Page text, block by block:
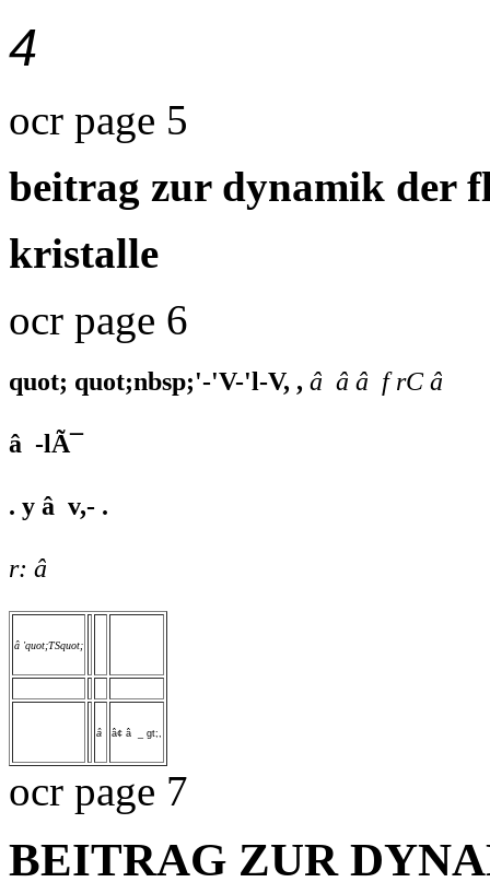
4
ocr page 5
beitrag zur dynamik der
kristalle
ocr page 6
quot; quot;nbsp;'-'V-'l-V, , â â â f rC â
â -lÃ¯
. y â v,- .
r: â
â 'quot;TSquot;
â â¢ â _ gt;,
ocr page 7
BEITRAG ZUR